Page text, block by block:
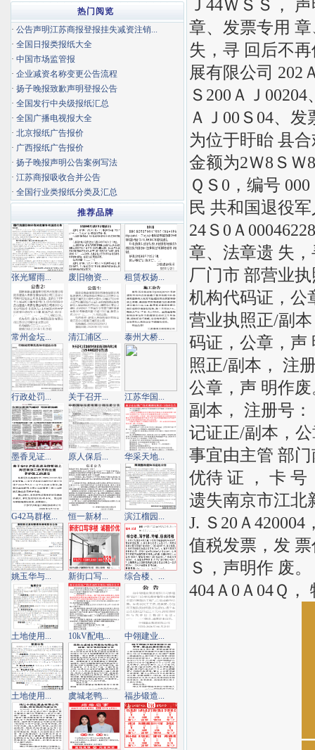
Ｊ44ＷＳＳ，
章、发票专用
失，寻 回后不
展有限公司 202
Ｓ200ＡＪ
ＡＪ00Ｓ04、
为位于盱眙 县
金额为2Ｗ8ＳＷ
ＱＳ0，编号
民 共和国退役
24Ｓ0Ａ
章、法章遗 失
厂门市 部营业
机构代码证，公
营业执照正/副
码证，公章，声
照正/副本， 注
公章，声 明作
副本， 注册号
记证正/副本，
事宜由主管 部
优待 证 ， 卡 号
遗失南京市江北
J. Ｓ20Ａ
值税发票，发
Ｓ，声明作 废
404Ａ0Ａ04Ｑ
热门阅览
· 公告声明江苏商报登报挂失减资注销...
· 全国日报类报纸大全
· 中国市场监管报
· 企业减资名称变更公告流程
· 扬子晚报致歉声明登报公告
· 全国发行中央级报纸汇总
· 全国广播电视报大全
· 北京报纸广告报价
· 广西报纸广告报价
· 扬子晚报声明公告案例写法
· 江苏商报吸收合并公告
· 全国行业类报纸分类及汇总
推荐品牌
张光耀雨... 废旧物资... 租赁权扬...
常州金坛... 清江浦区... 泰州大桥...
行政处罚... 关于召开... 江苏华国...
墨香见证... 原人保后... 华采天地...
G42马群枢... 恒一新材... 滨江榴园...
姚玉华与... 新街口写... 综合楼、...
土地使用... 10kV配电... 中翎建业...
土地使用... 虞城老鸭... 福步锻造...